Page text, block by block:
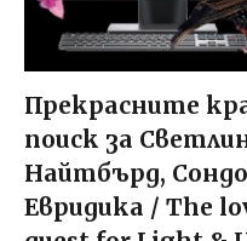
Прекрасните
поиск за
Найтбърд,
Евридика / The